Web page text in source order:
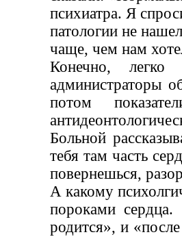
психиатра. Я
патологии не
чаще, чем нам
Конечно, легко
администраторы
потом
Больной
тебя там часть
повернешься,
А какому
пороками
родится», и